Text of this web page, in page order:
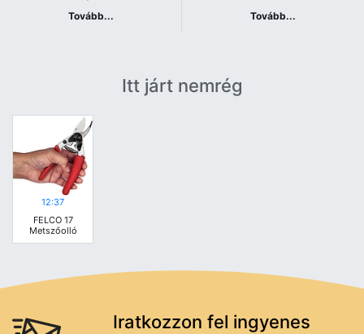
Tovább... Tovább...
Itt járt nemrég
12:37
FELCO 17
Metszőolló
Iratkozzon fel ingyenes